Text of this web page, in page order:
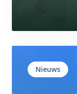
Nieuws